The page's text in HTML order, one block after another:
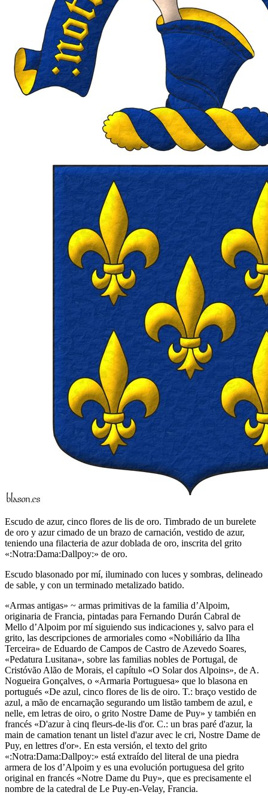
Escudo de azur, cinco flores de lis de oro. Timbrado de un burelete
de oro y azur cimado de un brazo de carnación, vestido de azur,
teniendo una filacteria de azur doblada de oro, inscrita del grito
«:Notra:Dama:Dallpoy:» de oro.
Escudo blasonado por mí, iluminado con luces y sombras, delineado
de sable, y con un terminado metalizado batido.
«Armas antigas» ~ armas primitivas de la familia d’Alpoim,
originaria de Francia, pintadas para Fernando Durán Cabral de
Mello d’Alpoim por mí siguiendo sus indicaciones y, salvo para el
grito, las descripciones de armoriales como «Nobiliário da Ilha
Terceira» de Eduardo de Campos de Castro de Azevedo Soares,
«Pedatura Lusitana», sobre las familias nobles de Portugal, de
Cristóvão Alão de Morais, el capítulo «O Solar dos Alpoins», de A.
Nogueira Gonçalves, o «Armaria Portuguesa» que lo blasona en
portugués «De azul, cinco flores de lis de oiro. T.: braço vestido de
azul, a mão de encarnação segurando um listão tambem de azul, e
nelle, em letras de oiro, o grito Nostre Dame de Puy» y también en
francés «D'azur à cinq fleurs-de-lis d'or. C.: un bras paré d'azur, la
main de camation tenant un listel d'azur avec le cri, Nostre Dame de
Puy, en lettres d'or». En esta versión, el texto del grito
«:Notra:Dama:Dallpoy:» está extraído del literal de una piedra
armera de los d’Alpoim y es una evolución portuguesa del grito
original en francés «Notre Dame du Puy», que es precisamente el
nombre de la catedral de Le Puy-en-Velay, Francia.